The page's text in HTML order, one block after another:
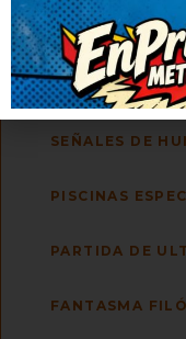
HORÓSCOPO
VOCACIONES
SEÑALES DE
PISCINAS
PARTIDA DE
FANTASMA